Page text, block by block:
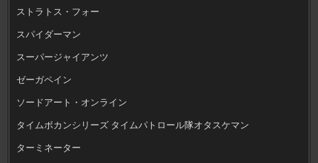
ストラトス・フォー
スパイダーマン
スーパージャイアンツ
ゼーガペイン
ソードアート・オンライン
タイムボカンシリーズ タイムパトロール隊オタスケマン
ターミネーター